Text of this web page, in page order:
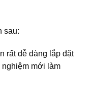
sau:
rất dễ dàng lắp đặt
mới làm